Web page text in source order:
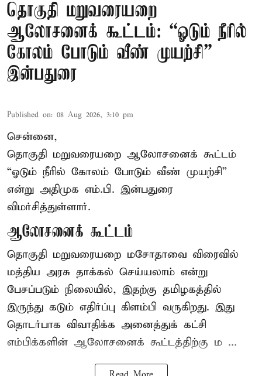
தொகுதி மறுவரையறை
ஆலோசனைக் கூட்டம்: “ஓடும் நீரில்
கோலம் போடும் வீண் முயற்சி” –
இன்பதுரை
Published on: 08 Aug 2026, 3:10 pm
சென்னை,
தொகுதி மறுவரையறை ஆலோசனைக் கூட்டம்
“ஓடும் நீரில் கோலம் போடும் வீண் முயற்சி”
என்று அதிமுக எம்.பி. இன்பதுரை
விமர்சித்துள்ளார்.
ஆலோசனைக் கூட்டம்
தொகுதி மறுவரையறை மசோதாவை விரைவில்
மத்திய அரசு தாக்கல் செய்யலாம் என்று
பேசப்படும் நிலையில், இதற்கு தமிழகத்தில்
இருந்து கடும் எதிர்ப்பு கிளம்பி வருகிறது. இது
தொடர்பாக விவாதிக்க அனைத்துக் கட்சி
எம்பிக்களின் ஆலோசனைக் கூட்டத்திற்கு ம ...